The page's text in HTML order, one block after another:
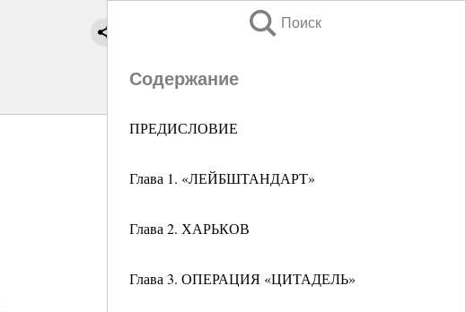
Поиск
Содержание
ПРЕДИСЛОВИЕ
Глава 1. «ЛЕЙБШТАНДАРТ»
Глава 2. ХАРЬКОВ
Глава 3. ОПЕРАЦИЯ «ЦИТАДЕЛЬ»